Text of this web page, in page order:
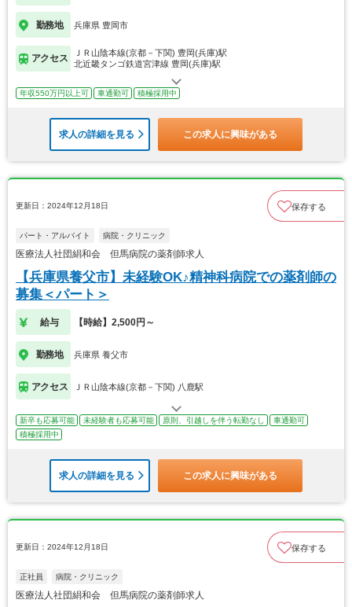
勤務地 兵庫県 豊岡市
アクセス
ＪＲ山陰本線(京都－下関) 豊岡(兵庫)駅
北近畿タンゴ鉄道宮津線 豊岡(兵庫)駅
年収550万円以上可 車通勤可 積極採用中
求人の詳細を見る この求人に興味がある
更新日：2024年12月18日 保存する
パート・アルバイト 病院・クリニック
医療法人社団絹和会 但馬病院の薬剤師求人
【兵庫県養父市】未経験OK♪精神科病院での薬剤師の
募集＜パート＞
給与 【時給】2,500円～
勤務地 兵庫県 養父市
アクセス ＪＲ山陰本線(京都－下関) 八鹿駅
新卒も応募可能 未経験者も応募可能 原則、引越しを伴う転勤なし
車通勤可
積極採用中
求人の詳細を見る この求人に興味がある
更新日：2024年12月18日 保存する
正社員 病院・クリニック
医療法人社団絹和会 但馬病院の薬剤師求人